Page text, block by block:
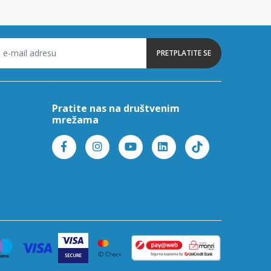
PRETPLATITE SE
Pratite nas na društvenim
mrežama